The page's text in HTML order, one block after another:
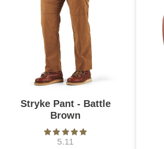
Stryke Pant - Battle
Brown
5.11